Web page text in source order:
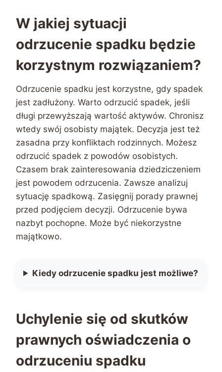
W jakiej sytuacji
odrzucenie spadku będzie
korzystnym rozwiązaniem?
Odrzucenie spadku jest korzystne, gdy spadek
jest zadłużony. Warto odrzucić spadek, jeśli
długi przewyższają wartość aktywów. Chronisz
wtedy swój osobisty majątek. Decyzja jest też
zasadna przy konfliktach rodzinnych. Możesz
odrzucić spadek z powodów osobistych.
Czasem brak zainteresowania dziedziczeniem
jest powodem odrzucenia. Zawsze analizuj
sytuację spadkową. Zasięgnij porady prawnej
przed podjęciem decyzji. Odrzucenie bywa
nazbyt pochopne. Może być niekorzystne
majątkowo.
Kiedy odrzucenie spadku jest możliwe?
Uchylenie się od skutków
prawnych oświadczenia o
odrzuceniu spadku